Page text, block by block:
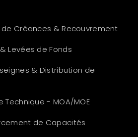
Créances & Recouvrement
Levées de Fonds
& Distribution de
Technique - MOA/MOE
de Capacités